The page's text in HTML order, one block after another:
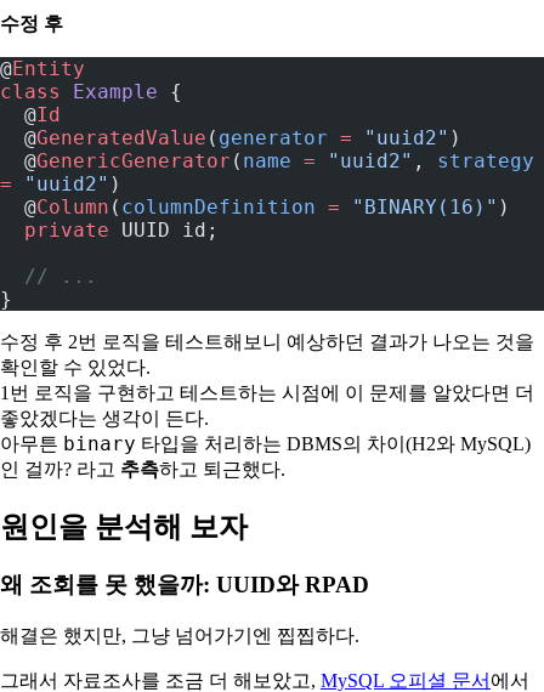
수정 후
@Entity
class
Example {
  @
Id
  @
GeneratedValue ( generator = "uuid2" )
  @
GenericGenerator ( name = "uuid2" , strategy
= "uuid2" )
  @
Column ( columnDefinition = "BINARY(16)" )
  private
UUID id;
  // ...
}
수정 후 2번 로직을 테스트해보니 예상하던 결과가 나오는 것을
확인할 수 있었다.
1번 로직을 구현하고 테스트하는 시점에 이 문제를 알았다면 더
좋았겠다는 생각이 든다.
아무튼 binary 타입을 처리하는 DBMS의 차이(H2와 MySQL)
인 걸까? 라고 추측하고 퇴근했다.
원인을 분석해 보자
왜 조회를 못 했을까: UUID와 RPAD
해결은 했지만, 그냥 넘어가기엔 찝찝하다.
그래서 자료조사를 조금 더 해보았고, MySQL 오피셜 문서 에서